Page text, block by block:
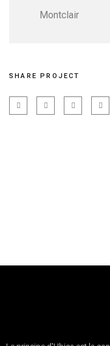
Montclair
SHARE PROJECT